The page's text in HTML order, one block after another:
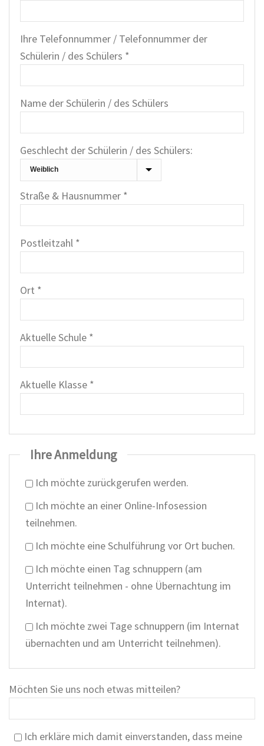
Ihre Telefonnummer / Telefonnummer der
Schülerin / des Schülers *
Name der Schülerin / des Schülers
Geschlecht der Schülerin / des Schülers:
Straße & Hausnummer *
Postleitzahl *
Ort *
Aktuelle Schule *
Aktuelle Klasse *
Ihre Anmeldung
Ich möchte zurückgerufen werden.
Ich möchte an einer Online-Infosession
teilnehmen.
Ich möchte eine Schulführung vor Ort buchen.
Ich möchte einen Tag schnuppern (am
Unterricht teilnehmen - ohne Übernachtung im
Internat).
Ich möchte zwei Tage schnuppern (im Internat
übernachten und am Unterricht teilnehmen).
Möchten Sie uns noch etwas mitteilen?
Ich erkläre mich damit einverstanden, dass meine